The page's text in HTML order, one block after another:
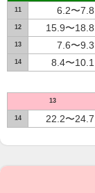
11 6.2〜7.8
12 15.9〜18.8
13 7.6〜9.3
14 8.4〜10.1
13
14 22.2〜24.7